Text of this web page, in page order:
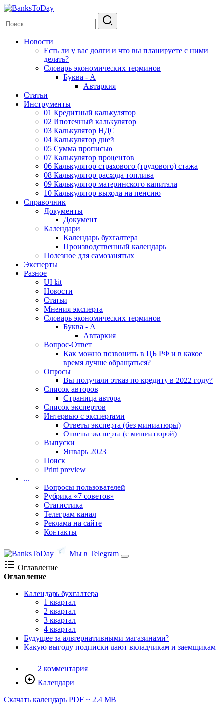
Новости
Есть ли у вас долги и что вы планируете с ними
делать?
Словарь экономических терминов
Буква - А
Автаркия
Статьи
Инструменты
01 Кредитный калькулятор
02 Ипотечный калькулятор
03 Калькулятор НДС
04 Калькулятор дней
05 Сумма прописью
07 Калькулятор процентов
06 Калькулятор страхового (трудового) стажа
08 Калькулятор расхода топлива
09 Калькулятор материнского капитала
10 Калькулятор выхода на пенсию
Справочник
Документы
Документ
Календари
Календарь бухгалтера
Производственный календарь
Полезное для самозанятых
Эксперты
Разное
UI kit
Новости
Статьи
Мнения эксперта
Словарь экономических терминов
Буква - А
Автаркия
Вопрос-Ответ
Как можно позвонить в ЦБ РФ и в какое
время лучше обращаться?
Опросы
Вы получали отказ по кредиту в 2022 году?
Список авторов
Страница автора
Список экспертов
Интервью с экспертами
Ответы эксперта (без миниатюры)
Ответы эксперта (с миниатюрой)
Выпуски
Январь 2023
Поиск
Print preview
...
Вопросы пользователей
Рубрика «7 советов»
Статистика
Телеграм канал
Реклама на сайте
Контакты
Мы в Telegram
Оглавление
Оглавление
Календарь бухгалтера
1 квартал
2 квартал
3 квартал
4 квартал
Будущее за альтернативными магазинами?
Какую выгоду подписки дают вкладчикам и заемщикам
2 комментария
Календари
Скачать календарь PDF ~ 2.4 MB